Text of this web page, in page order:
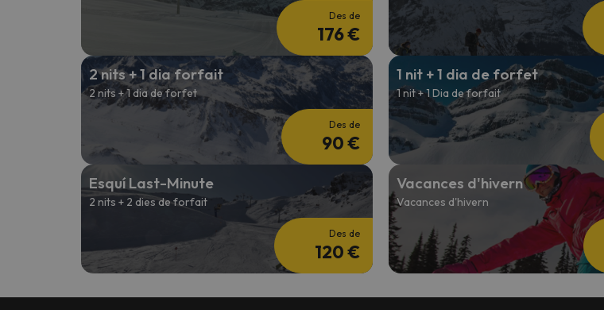
Des de
176 €
2 nits + 1 dia forfait
2 nits + 1 dia de forfet
Des de
90 €
1 nit + 1 dia de forfet
1 nit + 1 Dia de forfait
Esquí Last-Minute
2 nits + 2 dies de forfait
Des de
120 €
Vacances d'hivern
Vacances d'hivern